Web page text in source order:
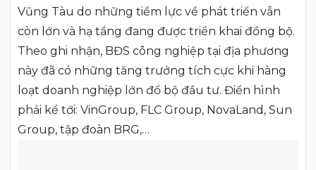
Vũng Tàu do những tiềm lực về phát triển vẫn
còn lớn và hạ tầng đang được triển khai đồng bộ.
Theo ghi nhận, BĐS công nghiệp tại địa phương
này đã có những tăng trưởng tích cực khi hàng
loạt doanh nghiệp lớn đổ bộ đầu tư. Điển hình
phải kể tới: VinGroup, FLC Group, NovaLand, Sun
Group, tập đoàn BRG,…